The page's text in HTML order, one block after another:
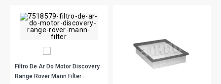
Filtro De Ar Do Motor Discovery
Range Rover Mann Filter